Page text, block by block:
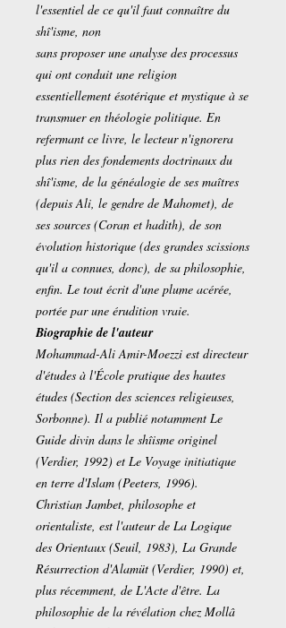
l'essentiel de ce qu'il faut connaître du
shî'isme, non
sans proposer une analyse des processus
qui ont conduit une religion
essentiellement ésotérique et mystique à se
transmuer en théologie politique. En
refermant ce livre, le lecteur n'ignorera
plus rien des fondements doctrinaux du
shî'isme, de la généalogie de ses maîtres
(depuis Ali, le gendre de Mahomet), de
ses sources (Coran et hadith), de son
évolution historique (des grandes scissions
qu'il a connues, donc), de sa philosophie,
enfin. Le tout écrit d'une plume acérée,
portée par une érudition vraie.
Biographie de l'auteur
Mohammad-Ali Amir-Moezzi est directeur
d'études à l'École pratique des hautes
études (Section des sciences religieuses,
Sorbonne). Il a publié notamment Le
Guide divin dans le shîisme originel
(Verdier, 1992) et Le Voyage initiatique
en terre d'Islam (Peeters, 1996).
Christian Jambet, philosophe et
orientaliste, est l'auteur de La Logique
des Orientaux (Seuil, 1983), La Grande
Résurrection d'Alamüt (Verdier, 1990) et,
plus récemment, de L'Acte d'être. La
philosophie de la révélation chez Mollâ